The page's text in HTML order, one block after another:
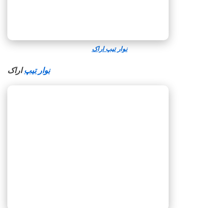
نوار تیپ اراک
نوار تیپاراک